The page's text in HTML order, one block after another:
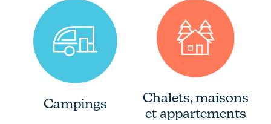
Campings
Chalets, maisons
et appartements